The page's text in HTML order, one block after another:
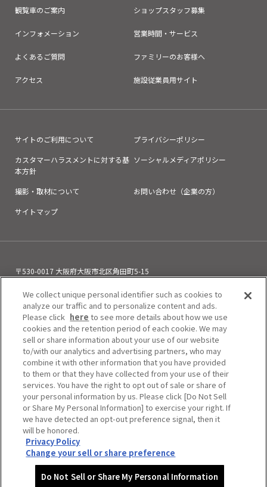
観覧車のご案内 ショップスタッフ募集
インフォメーション 営業時間・サービス
よくあるご質問 ファミリーのお客様へ
アクセス 施設従業員用サイト
サイトのご利用について
プライバシーポリシー
カスタマーハラスメントに対する基
本方針
ソーシャルメディアポリシー
撮影・取材について
お問い合わせ（企業の方）
サイトマップ
〒530-0017 大阪府大阪市北区角田町5-15
06-6313-0501（11:00～21:00）
Do Not Sell or Share My Personal Information
Copyright © HEP FIVE. All Rights Reserved.
We collect unique personal identifier such as cookies to
analyze our traffic and to personalize content and ads.
Please click here to see more details about how we use
cookies and the retention period of each cookie. We may
sell or share information about your use of our website
to/with our analytics and advertising partners, who may
combine it with other information that you have provided
to them or that they have collected from your use of their
services. You have the right to opt out of sale or share of
your personal information by us. Please click [Do Not Sell
or Share My Personal Information] to exercise your right. If
we have detected an opt-out preference signal, then it
will be honored.
Privacy Policy
Change your sell or share preference
Do Not Sell or Share My Personal Information